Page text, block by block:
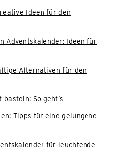
Ideen für den
Adventskalender: Ideen für
Alternativen für den
So geht’s
Tipps für eine gelungene
für leuchtende